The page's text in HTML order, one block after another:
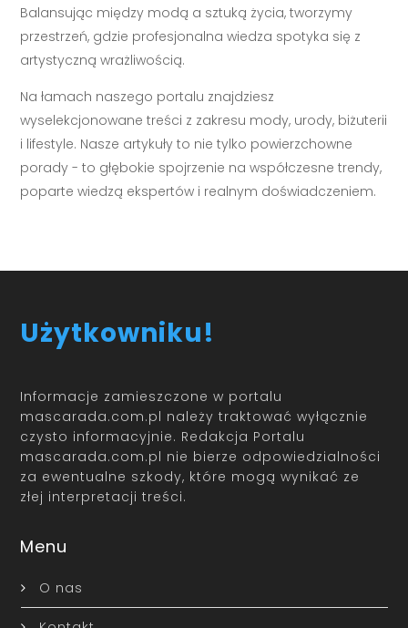
Balansując między modą a sztuką życia, tworzymy
przestrzeń, gdzie profesjonalna wiedza spotyka się z
artystyczną wrażliwością.
Na łamach naszego portalu znajdziesz
wyselekcjonowane treści z zakresu mody, urody, biżuterii
i lifestyle. Nasze artykuły to nie tylko powierzchowne
porady - to głębokie spojrzenie na współczesne trendy,
poparte wiedzą ekspertów i realnym doświadczeniem.
Użytkowniku!
Informacje zamieszczone w portalu
mascarada.com.pl należy traktować wyłącznie
czysto informacyjnie. Redakcja Portalu
mascarada.com.pl nie bierze odpowiedzialności
za ewentualne szkody, które mogą wynikać ze
złej interpretacji treści.
Menu
O nas